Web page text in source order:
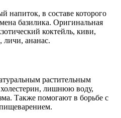
напиток, в составе которого
базилика. Оригинальная
коктейль, киви,
личи, ананас.
растительным
лишнюю воду,
Также помогают в борьбе с